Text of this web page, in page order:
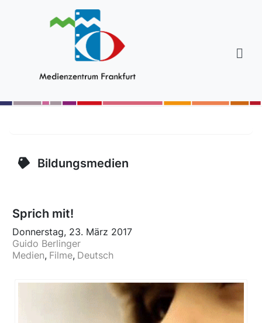
Bildungsmedien
Sprich mit!
Donnerstag, 23. März 2017
Guido Berlinger
Medien Filme Deutsch